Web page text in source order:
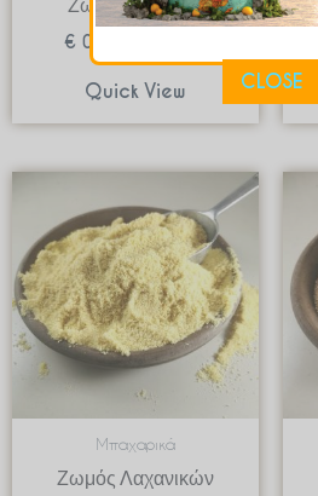
Ζωμός Βοδινού
€ 0.97
Quick View
Μπαχαρικά
Ζωμός Λαχανικών
Price
range:
€ 1.13
through
€ 22.50
CLOSE